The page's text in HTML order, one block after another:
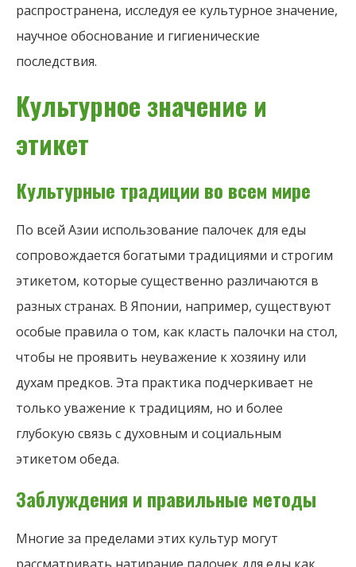
распространена, исследуя ее культурное значение,
научное обоснование и гигиенические
последствия.
Культурное значение и
этикет
Культурные традиции во всем мире
По всей Азии использование палочек для еды
сопровождается богатыми традициями и строгим
этикетом, которые существенно различаются в
разных странах. В Японии, например, существуют
особые правила о том, как класть палочки на стол,
чтобы не проявить неуважение к хозяину или
духам предков. Эта практика подчеркивает не
только уважение к традициям, но и более
глубокую связь с духовным и социальным
этикетом обеда.
Заблуждения и правильные методы
Многие за пределами этих культур могут